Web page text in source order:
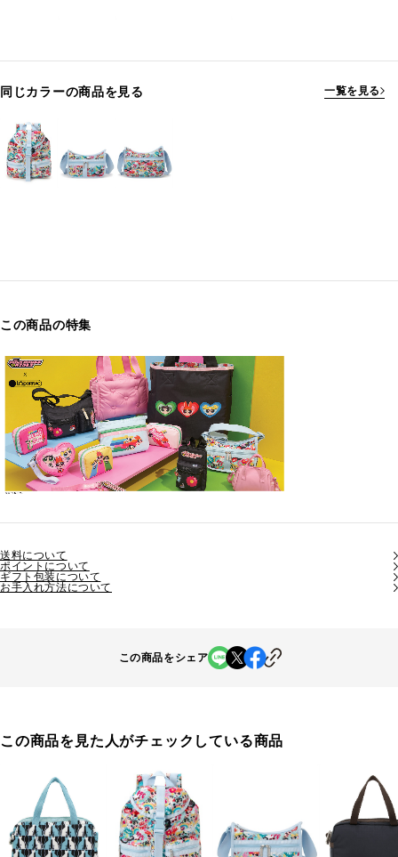
同じカラーの商品を見る 一覧を見る
この商品の特集
送料について
ポイントについて
ギフト包装について
お手入れ方法について
この商品をシェア
この商品を見た人がチェックしている商品